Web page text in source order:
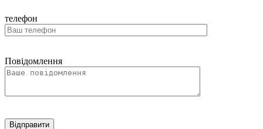
телефон
Повідомлення